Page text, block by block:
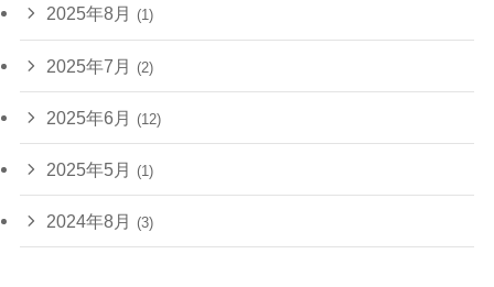
2025年8月 (1)
2025年7月 (2)
2025年6月 (12)
2025年5月 (1)
2024年8月 (3)